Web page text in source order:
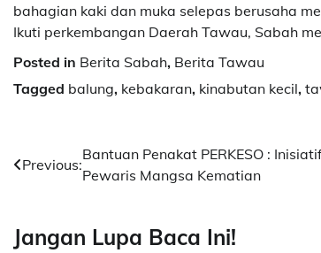
bahagian kaki dan muka selepas berusaha
Ikuti perkembangan Daerah Tawau, Sabah
Posted in Berita Sabah, Berita Tawau
Tagged balung, kebakaran, kinabutan kecil,
Post
Previous:
Bantuan Penakat PERKESO :
Pewaris Mangsa Kematian
Jangan Lupa Baca Ini!